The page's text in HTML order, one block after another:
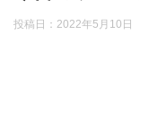
投稿日：2022年5月10日